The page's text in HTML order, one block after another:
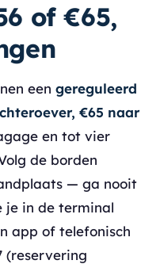
of €65,
een gereguleerd
€65 naar
en tot vier
de borden
— ga nooit
je in de terminal
app of telefonisch
(reservering